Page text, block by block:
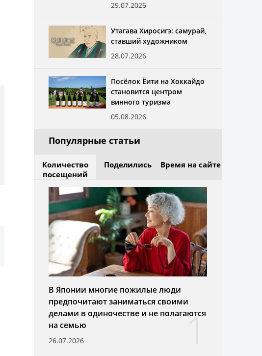
29.07.2026
Утагава Хиросигэ: самурай,
ставший художником
28.07.2026
Посёлок Ёити на Хоккайдо
становится центром
винного туризма
05.08.2026
Популярные статьи
Количество
посещений
Поделились Время на сайте
1
В Японии многие пожилые люди
предпочитают заниматься своими
делами в одиночестве и не полагаются
на семью
26.07.2026